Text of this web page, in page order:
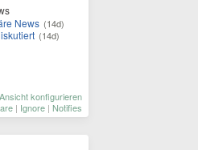
News (14d)
(14d)
konfigurieren
| Ignore | Notifies